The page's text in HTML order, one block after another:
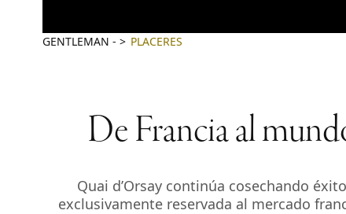
GENTLEMAN - PLACERES
De Francia al
Quai d’Orsay continúa cosechando
exclusivamente reservada al mercado